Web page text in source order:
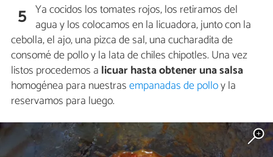
5 Ya cocidos los tomates rojos, los retiramos del
agua y los colocamos en la licuadora, junto con la
cebolla, el ajo, una pizca de sal, una cucharadita de
consomé de pollo y la lata de chiles chipotles. Una vez
listos procedemos a licuar hasta obtener una salsa
homogénea para nuestrasempanadas de polloy la
reservamos para luego.